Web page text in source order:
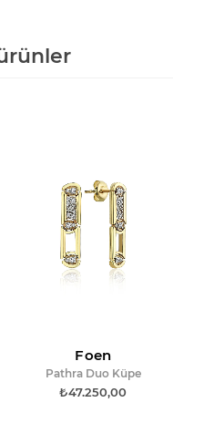
Foen
Pathra Duo Küpe
₺47.250,00